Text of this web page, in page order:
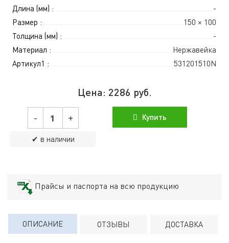
Длина (мм) :
-
Размер :
150 × 100
Толщина (мм) :
-
Материал :
Нержавейка
Артикул1 :
531201510N
Цена: 2286 руб.
- +
✔ в наличии
Купить
Прайсы и паспорта на всю продукцию
ОПИСАНИЕ ОТЗЫВЫ ДОСТАВКА